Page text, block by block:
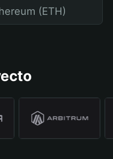
(ETH)